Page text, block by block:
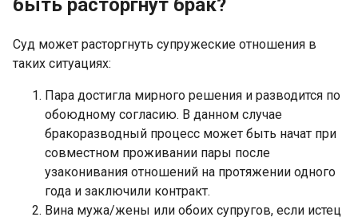
быть расторгнут брак?
Суд может расторгнуть супружеские отношения в
таких ситуациях:
Пара достигла мирного решения и разводится по
обоюдному согласию. В данном случае
бракоразводный процесс может быть начат при
совместном проживании пары после
узаконивания отношений на протяжении одного
года и заключили контракт.
Вина мужа/жены или обоих супругов, если истец